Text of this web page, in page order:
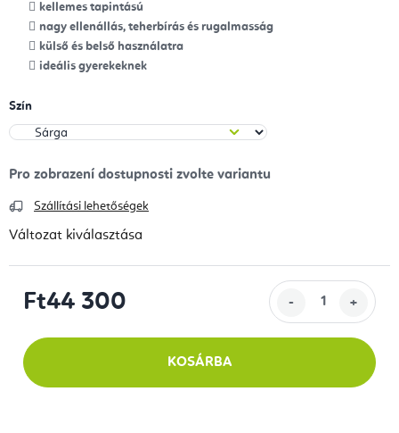
kellemes tapintású
nagy ellenállás, teherbírás és rugalmasság
külső és belső használatra
ideális gyerekeknek
Szín
Szállítási lehetőségek
Változat kiválasztása
Ft44 300
KOSÁRBA